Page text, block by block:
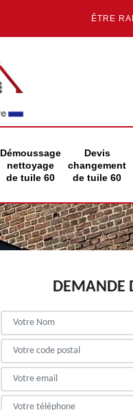
ÊTRE
Démoussage
nettoyage
de tuile 60
Devis
changement
de tuile 60
DEMANDE